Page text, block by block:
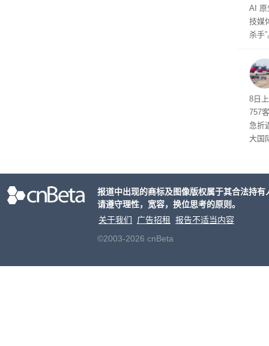
AI 原
技媒
杀手
8日
757
急折
大国
报道中出现的商标及图像版权属于其合法持
请遵守理性，宽容，换位思考的原则。
关于我们
广告招租
报告不适当内容
©2003-2026 cnBeta